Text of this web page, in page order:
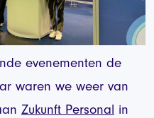
evenementen de
waren we weer van
Zukunft Personal in